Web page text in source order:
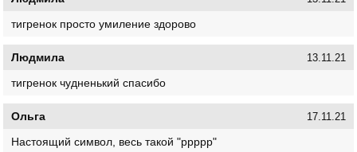
тигренок просто умиление здорово
Людмила 13.11.21
тигренок чудненький спасибо
Ольга 17.11.21
Настоящий символ, весь такой "ррррр"